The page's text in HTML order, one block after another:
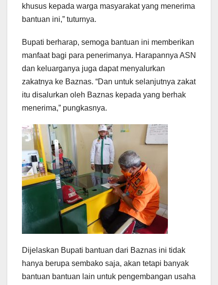
khusus kepada warga masyarakat yang menerima
bantuan ini,” tuturnya.
Bupati berharap, semoga bantuan ini memberikan
manfaat bagi para penerimanya. Harapannya ASN
dan keluarganya juga dapat menyalurkan
zakatnya ke Baznas. “Dan untuk selanjutnya zakat
itu disalurkan oleh Baznas kepada yang berhak
menerima,” pungkasnya.
Dijelaskan Bupati bantuan dari Baznas ini tidak
hanya berupa sembako saja, akan tetapi banyak
bantuan bantuan lain untuk pengembangan usaha